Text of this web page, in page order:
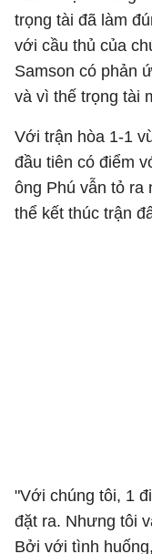
trọng tài đã làm
với cầu thủ của
Samson có phản
và vì thế trọng tài
Với trận hòa 1-1
đầu tiên có điểm
ông Phú vẫn tỏ ra
thể kết thúc trận
"Với chúng tôi, 1
đặt ra. Nhưng tôi
Bởi với tình